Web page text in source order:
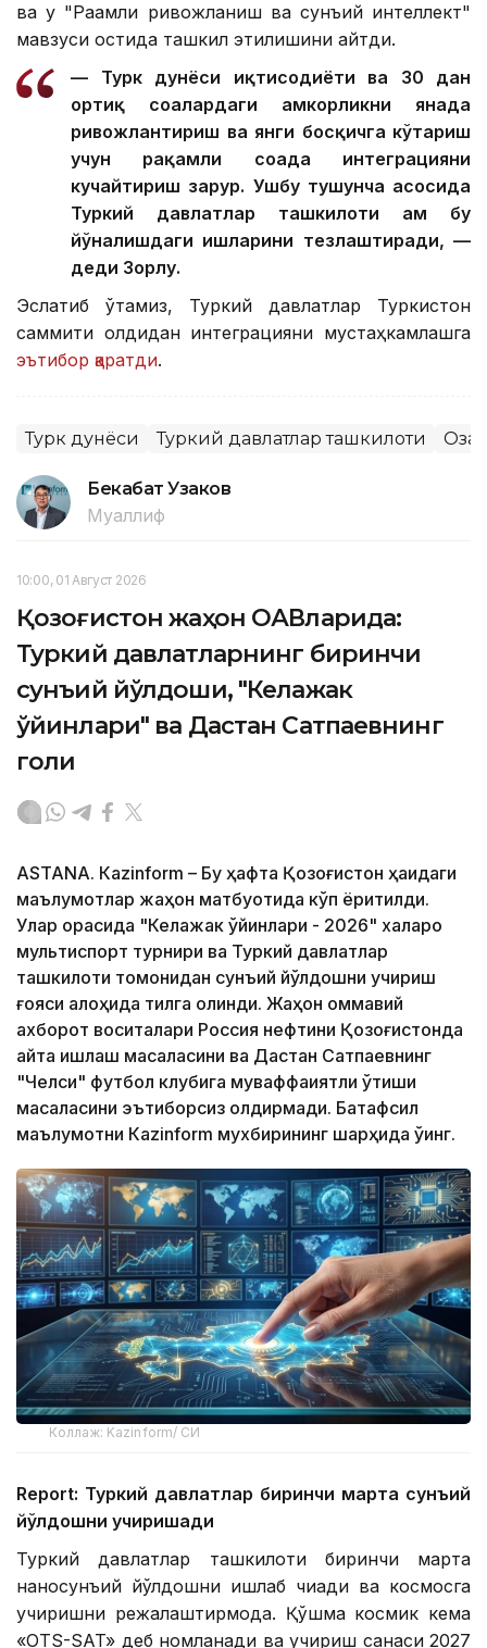
ва у "Рақамли ривожланиш ва сунъий интеллект"
мавзуси остида ташкил этилишини айтди.
— Турк дунёси иқтисодиёти ва 30 дан
ортиқ соҳалардаги ҳамкорликни янада
ривожлантириш ва янги босқичга кўтариш
учун рақамли соҳада интеграцияни
кучайтириш зарур. Ушбу тушунча асосида
Туркий давлатлар ташкилоти ҳам бу
йўналишдаги ишларини тезлаштиради, —
деди Зорлу.
Эслатиб ўтамиз, Туркий давлатлар Туркистон
саммити олдидан интеграцияни мустаҳкамлашга
эътибор қаратди.
Турк дунёси Туркий давлатлар ташкилоти
Бекабат Узаков
Муаллиф
10:00, 01 Август 2026
Қозоғистон жаҳон ОАВларида:
Туркий давлатларнинг биринчи
сунъий йўлдоши, "Келажак
ўйинлари" ва Дастан Сатпаевнинг
голи
ASTANА. Кazinform – Бу ҳафта Қозоғистон ҳақидаги
маълумотлар жаҳон матбуотида кўп ёритилди.
Улар орасида "Келажак ўйинлари - 2026" халқаро
мультиспорт турнири ва Туркий давлатлар
ташкилоти томонидан сунъий йўлдошни учириш
ғояси алоҳида тилга олинди. Жаҳон оммавий
ахборот воситалари Россия нефтини Қозоғистонда
қайта ишлаш масаласини ва Дастан Сатпаевнинг
"Челси" футбол клубига муваффақиятли ўтиши
масаласини эътиборсиз қолдирмади. Батафсил
маълумотни Кazinform мухбирининг шарҳида ўқинг.
Коллаж: Kazinform/ СИ
Report: Туркий давлатлар биринчи марта сунъий
йўлдошни учиришади
Туркий давлатлар ташкилоти биринчи марта
наносунъий йўлдошни ишлаб чиқади ва космосга
учиришни режалаштирмоқда. Қўшма космик кема
«OTS-SAT» деб номланади ва учириш санаси 2027